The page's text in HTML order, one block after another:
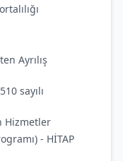
Ayrılış
sayılı
Hizmetler
- HİTAP